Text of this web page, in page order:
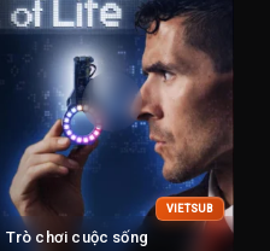
VIETSUB
Trò chơi cuộc sống